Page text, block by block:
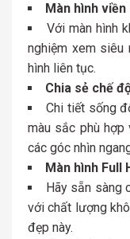
Màn hình
Với màn hình
nghiệm xem siêu
hình liên tục.
Chia sẻ chế
Chi tiết sống
màu sắc phù
các góc nhìn
Màn hình Full
Hãy sẵn sàng
với chất lượng
đẹp này.